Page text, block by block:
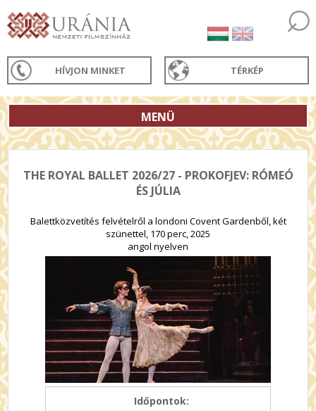
HÍVJON MINKET TÉRKÉP
MENÜ
THE ROYAL BALLET 2026/27 - PROKOFJEV: RÓMEÓ
ÉS JÚLIA
Balettközvetítés felvételről a londoni Covent Gardenből, két
szünettel, 170 perc, 2025
angol nyelven
Időpontok: